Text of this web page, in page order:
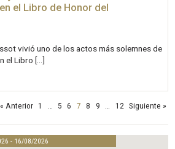
el Libro de Honor del
vivió uno de los actos más solemnes de
el Libro […]
« Anterior 1 5 6 7 8 9 12 Siguiente »
- 16/08/2026